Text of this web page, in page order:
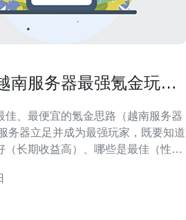
南服务器最强氪金玩家
佳、最便宜的氪金思路（越南服务器
务器立足并成为最强玩家，既要知道
（长期收益高）、哪些是最佳（性价
氪金的投资回报（投资回报或ROI）以